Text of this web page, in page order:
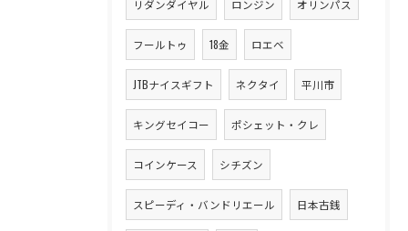
リダンダイヤル ロンジン オリンパス
フールトゥ 18金 ロエベ
JTBナイスギフト ネクタイ 平川市
キングセイコー ポシェット・クレ
コインケース シチズン
スピーディ・バンドリエール 日本古銭